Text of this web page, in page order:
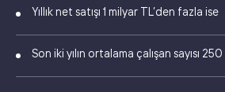
Yıllık net satışı 1 milyar TL’den fazla ise
Son iki yılın ortalama çalışan sayısı